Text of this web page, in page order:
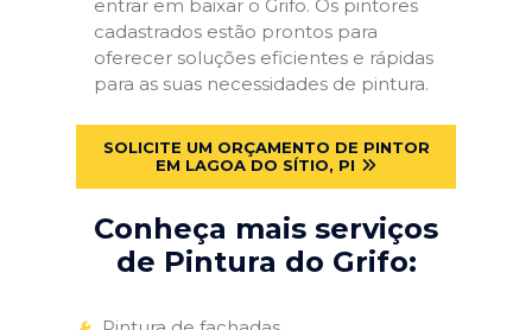
entrar em baixar o Grifo. Os pintores
cadastrados estão prontos para
oferecer soluções eficientes e rápidas
para as suas necessidades de pintura.
SOLICITE UM ORÇAMENTO DE PINTOR
EM LAGOA DO SÍTIO, PI
Conheça mais serviços
de Pintura do Grifo: